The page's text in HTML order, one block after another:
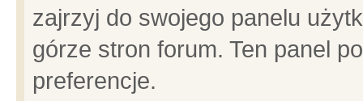
zajrzyj do swojego panelu
górze stron forum. Ten panel
preferencje.